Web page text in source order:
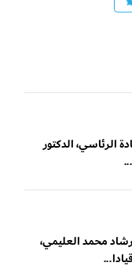
الرئاسي، الدكتور
محمد العليمي،